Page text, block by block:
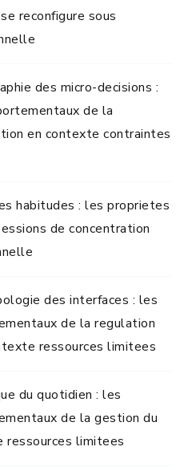
reconfigure sous
des micro-decisions :
de la
en contexte contraintes
habitudes : les proprietes
de concentration
des interfaces : les
de la regulation
ressources limitees
du quotidien : les
de la gestion du
ressources limitees